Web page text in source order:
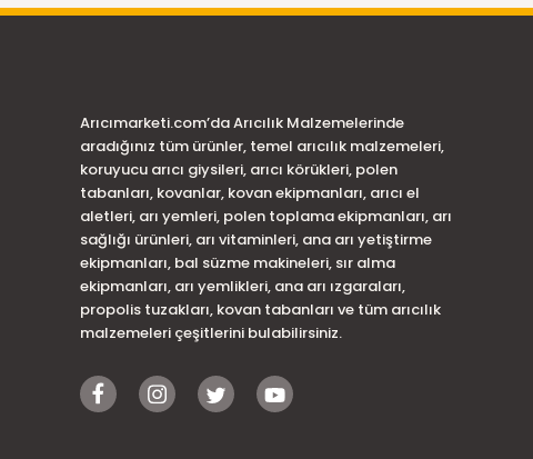
Arıcımarketi.com’da Arıcılık Malzemelerinde
aradığınız tüm ürünler, temel arıcılık malzemeleri,
koruyucu arıcı giysileri, arıcı körükleri, polen
tabanları, kovanlar, kovan ekipmanları, arıcı el
aletleri, arı yemleri, polen toplama ekipmanları, arı
sağlığı ürünleri, arı vitaminleri, ana arı yetiştirme
ekipmanları, bal süzme makineleri, sır alma
ekipmanları, arı yemlikleri, ana arı ızgaraları,
propolis tuzakları, kovan tabanları ve tüm arıcılık
malzemeleri çeşitlerini bulabilirsiniz.